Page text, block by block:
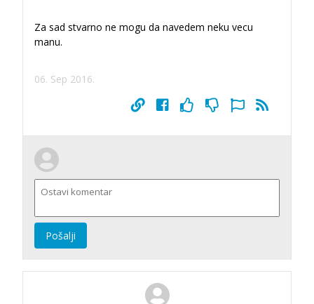
Za sad stvarno ne mogu da navedem neku vecu
manu.
06. Sep 2016.
Pošalji